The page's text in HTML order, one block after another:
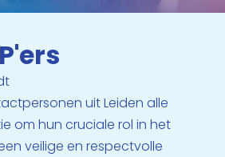
uit Leiden alle
om hun cruciale rol in het
veilige en respectvolle